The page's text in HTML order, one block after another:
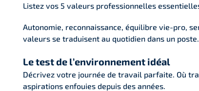
Listez vos 5 valeurs professionnelles
Autonomie, reconnaissance, équilibre vie-pro,
valeurs se traduisent au quotidien dans un poste.
Le test de l’environnement idéal
Décrivez votre journée de travail parfaite. Où
aspirations enfouies depuis des années.